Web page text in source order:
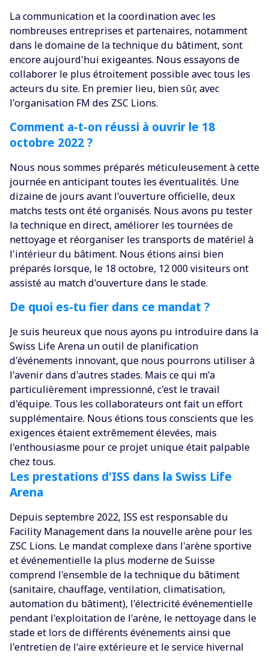
La communication et la coordination avec les
nombreuses entreprises et partenaires, notamment
dans le domaine de la technique du bâtiment, sont
encore aujourd'hui exigeantes. Nous essayons de
collaborer le plus étroitement possible avec tous les
acteurs du site. En premier lieu, bien sûr, avec
l'organisation FM des ZSC Lions.
Comment a-t-on réussi à ouvrir le 18
octobre 2022 ?
Nous nous sommes préparés méticuleusement à cette
journée en anticipant toutes les éventualités. Une
dizaine de jours avant l'ouverture officielle, deux
matchs tests ont été organisés. Nous avons pu tester
la technique en direct, améliorer les tournées de
nettoyage et réorganiser les transports de matériel à
l'intérieur du bâtiment. Nous étions ainsi bien
préparés lorsque, le 18 octobre, 12 000 visiteurs ont
assisté au match d'ouverture dans le stade.
De quoi es-tu fier dans ce mandat ?
Je suis heureux que nous ayons pu introduire dans la
Swiss Life Arena un outil de planification
d'événements innovant, que nous pourrons utiliser à
l'avenir dans d'autres stades. Mais ce qui m'a
particulièrement impressionné, c'est le travail
d'équipe. Tous les collaborateurs ont fait un effort
supplémentaire. Nous étions tous conscients que les
exigences étaient extrêmement élevées, mais
l'enthousiasme pour ce projet unique était palpable
chez tous.
Les prestations d'ISS dans la Swiss Life
Arena
Depuis septembre 2022, ISS est responsable du
Facility Management dans la nouvelle arène pour les
ZSC Lions. Le mandat complexe dans l'arène sportive
et événementielle la plus moderne de Suisse
comprend l'ensemble de la technique du bâtiment
(sanitaire, chauffage, ventilation, climatisation,
automation du bâtiment), l'électricité événementielle
pendant l'exploitation de l'arène, le nettoyage dans le
stade et lors de différents événements ainsi que
l'entretien de l'aire extérieure et le service hivernal